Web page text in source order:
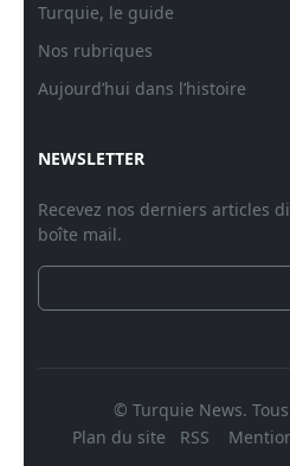
Turquie, le guide
Nos rubriques
Aujourd’hui dans l’histoire
NEWSLETTER
Recevez nos derniers articles
boîte mail.
© Turquie News.
Plan du site
RSS